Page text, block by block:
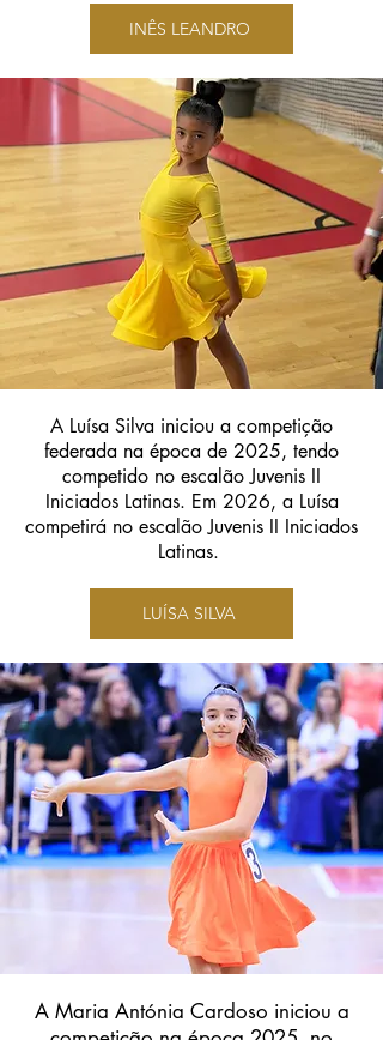
INÊS LEANDRO
A Luísa Silva iniciou a competição
federada na época de 2025, tendo
competido no escalão Juvenis II
Iniciados Latinas. Em 2026, a Luísa
competirá no escalão Juvenis II Iniciados
Latinas.
LUÍSA SILVA
A Maria Antónia Cardoso iniciou a